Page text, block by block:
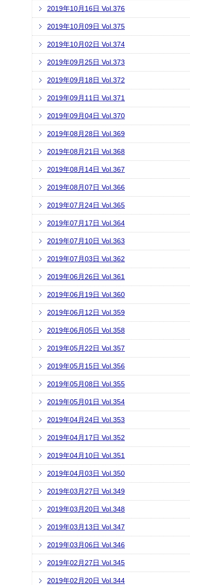
2019年10月16日 Vol.376
2019年10月09日 Vol.375
2019年10月02日 Vol.374
2019年09月25日 Vol.373
2019年09月18日 Vol.372
2019年09月11日 Vol.371
2019年09月04日 Vol.370
2019年08月28日 Vol.369
2019年08月21日 Vol.368
2019年08月14日 Vol.367
2019年08月07日 Vol.366
2019年07月24日 Vol.365
2019年07月17日 Vol.364
2019年07月10日 Vol.363
2019年07月03日 Vol.362
2019年06月26日 Vol.361
2019年06月19日 Vol.360
2019年06月12日 Vol.359
2019年06月05日 Vol.358
2019年05月22日 Vol.357
2019年05月15日 Vol.356
2019年05月08日 Vol.355
2019年05月01日 Vol.354
2019年04月24日 Vol.353
2019年04月17日 Vol.352
2019年04月10日 Vol.351
2019年04月03日 Vol.350
2019年03月27日 Vol.349
2019年03月20日 Vol.348
2019年03月13日 Vol.347
2019年03月06日 Vol.346
2019年02月27日 Vol.345
2019年02月20日 Vol.344